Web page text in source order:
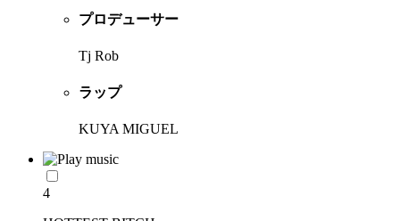
プロデューサー
Tj Rob
ラップ
KUYA MIGUEL
4